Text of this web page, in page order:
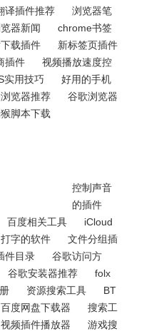
译插件推荐
浏览器笔
器新闻
chrome书签
载插件
新标签页插件
插件
视频播放速度控
实用技巧
好用的手机
览器推荐
谷歌浏览器
脚本下载
控制声音
的插件
百度相关工具
iCloud
字的软件
文件分组插
件目录
谷歌访问方
谷歌安装器推荐
folx
资源搜索工具
BT
百度网盘下载器
搜索工
视频插件播放器
游戏搜